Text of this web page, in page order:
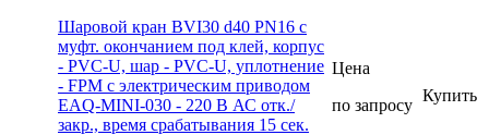
Шаровой кран BVI30 d40 PN16 с
муфт. окончанием под клей, корпус
- PVC-U, шар - PVC-U, уплотнение
- FPM с электрическим приводом
EAQ-MINI-030 - 220 В АС отк./
закр., время срабатывания 15 сек.
Цена
по запросу
Купить